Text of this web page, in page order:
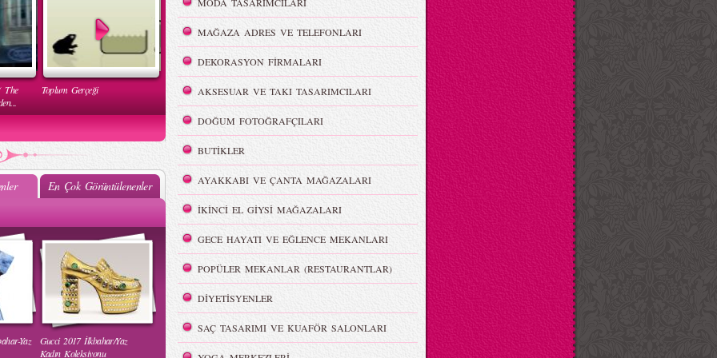
The
Toplum Gerçeği
2015 Defilesi
Burçe Bekrek - MBFWI Yaz
En Çok Görüntülenenler
Yaz
Gucci 2017 İlkbahar/Yaz
Kadın Koleksiyonu
MAĞAZA ADRES VE TELEFONLARI
DEKORASYON FİRMALARI
AKSESUAR VE TAKI TASARIMCILARI
DOĞUM FOTOĞRAFÇILARI
BUTİKLER
AYAKKABI VE ÇANTA MAĞAZALARI
İKİNCİ EL GİYSİ MAĞAZALARI
GECE HAYATI VE EĞLENCE MEKANLARI
POPÜLER MEKANLAR (RESTAURANTLAR)
DİYETİSYENLER
SAÇ TASARIMI VE KUAFÖR SALONLARI